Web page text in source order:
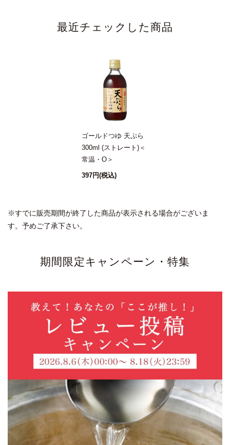
最近チェックした商品
ゴールドつゆ 天ぷら
300ml (ストレート)＜
常温・O＞
397円(税込)
※すでに販売期間が終了した商品が表示される場合がございま
す。予めご了承下さい。
期間限定キャンペーン・特集